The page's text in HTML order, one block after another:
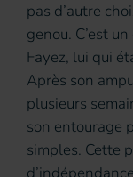
pas d’autre
genou. C’est
Fayez, lui qui
Après son
plusieurs
son entourage
simples. Cette